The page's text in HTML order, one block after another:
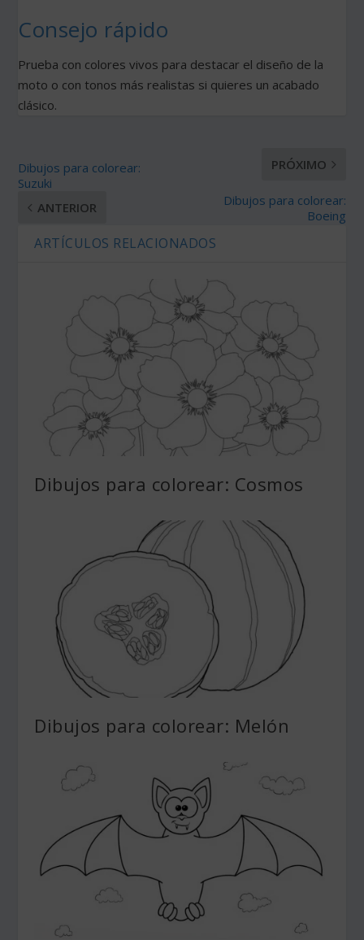
Consejo rápido
Prueba con colores vivos para destacar el diseño de la
moto o con tonos más realistas si quieres un acabado
clásico.
Dibujos para colorear:
Suzuki
ANTERIOR
PRÓXIMO
Dibujos para colorear:
Boeing
ARTÍCULOS RELACIONADOS
Dibujos para colorear: Cosmos
Dibujos para colorear: Melón